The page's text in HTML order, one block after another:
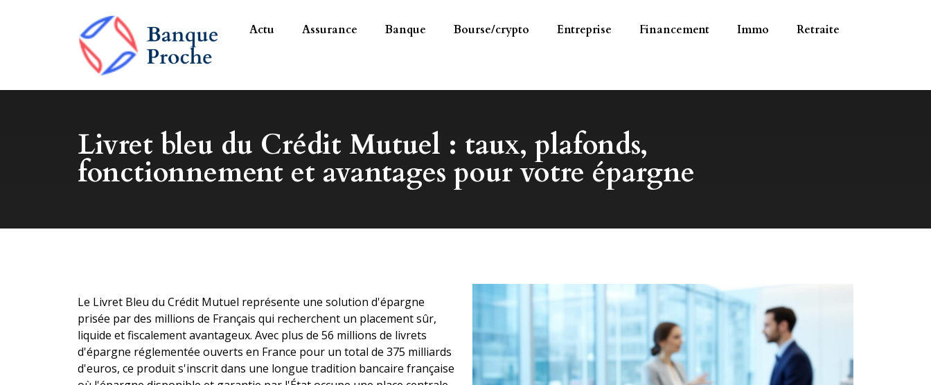
Actu Assurance Banque Bourse/crypto Entreprise Financement Immo Retraite
Livret bleu du Crédit Mutuel : taux, plafonds,
fonctionnement et avantages pour votre épargne
Le Livret Bleu du Crédit Mutuel représente une solution d'épargne
prisée par des millions de Français qui recherchent un placement sûr,
liquide et fiscalement avantageux. Avec plus de 56 millions de livrets
d'épargne réglementée ouverts en France pour un total de 375 milliards
d'euros, ce produit s'inscrit dans une longue tradition bancaire française